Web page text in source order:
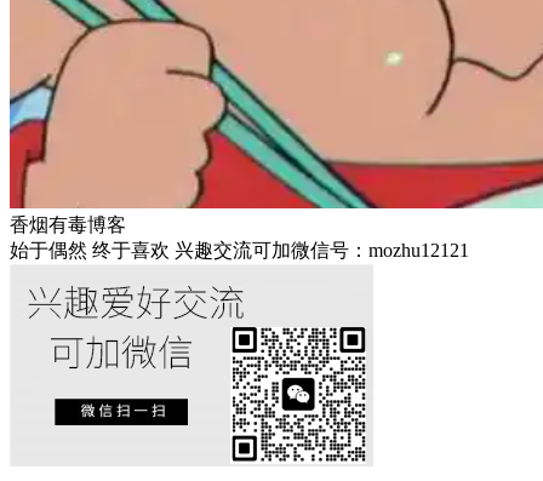
香烟有毒博客
始于偶然 终于喜欢 兴趣交流可加微信号：mozhu12121